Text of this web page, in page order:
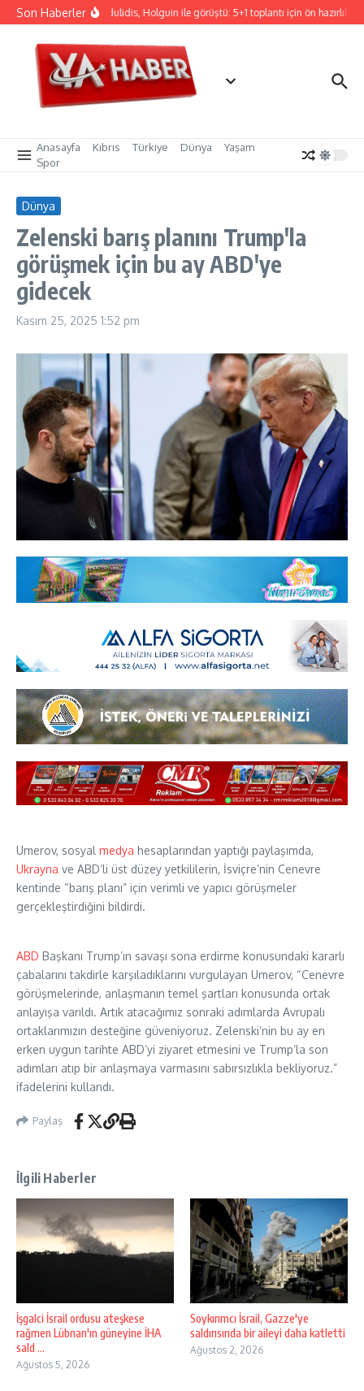
İçeriğe atla
Son HaberlerHristodulidis, Holguin ile görüştü: 5+1 toplantı için ön hazırlık
Anasayfa Kıbrıs Türkiye Dünya
Yaşam
Spor
Dünya
Zelenski barış planını Trump'la
görüşmek için bu ay ABD'ye
gidecek
Kasım 25, 2025 1:52 pm
Umerov, sosyal medya hesaplarından yaptığı paylaşımda,
Ukrayna ve ABD’li üst düzey yetkililerin, İsviçre’nin Cenevre
kentinde “barış planı” için verimli ve yapıcı görüşmeler
gerçekleştirdiğini bildirdi.
ABD Başkanı Trump’ın savaşı sona erdirme konusundaki kararlı
çabalarını takdirle karşıladıklarını vurgulayan Umerov, “Cenevre
görüşmelerinde, anlaşmanın temel şartları konusunda ortak
anlayışa varıldı. Artık atacağımız sonraki adımlarda Avrupalı ​​
ortaklarımızın desteğine güveniyoruz. Zelenski’nin bu ay en
erken uygun tarihte ABD’yi ziyaret etmesini ve Trump’la son
adımları atıp bir anlaşmaya varmasını sabırsızlıkla bekliyoruz.”
ifadelerini kullandı.
Paylaş
İlgili Haberler
İşgalci İsrail ordusu ateşkese
rağmen Lübnan'ın güneyine İHA
sald ...
Ağustos 5, 2026
Soykırımcı İsrail, Gazze'ye
saldırısında bir aileyi daha katletti
Ağustos 2, 2026